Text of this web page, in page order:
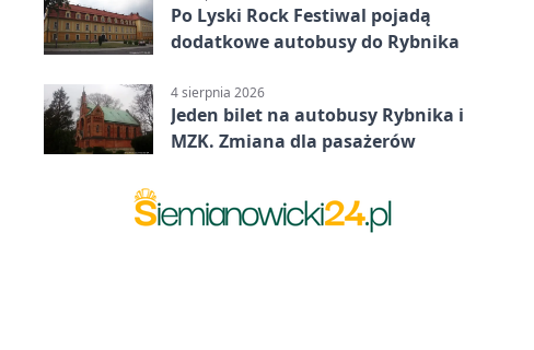
Po Lyski Rock Festiwal pojadą
dodatkowe autobusy do Rybnika
4 sierpnia 2026
Jeden bilet na autobusy Rybnika i
MZK. Zmiana dla pasażerów